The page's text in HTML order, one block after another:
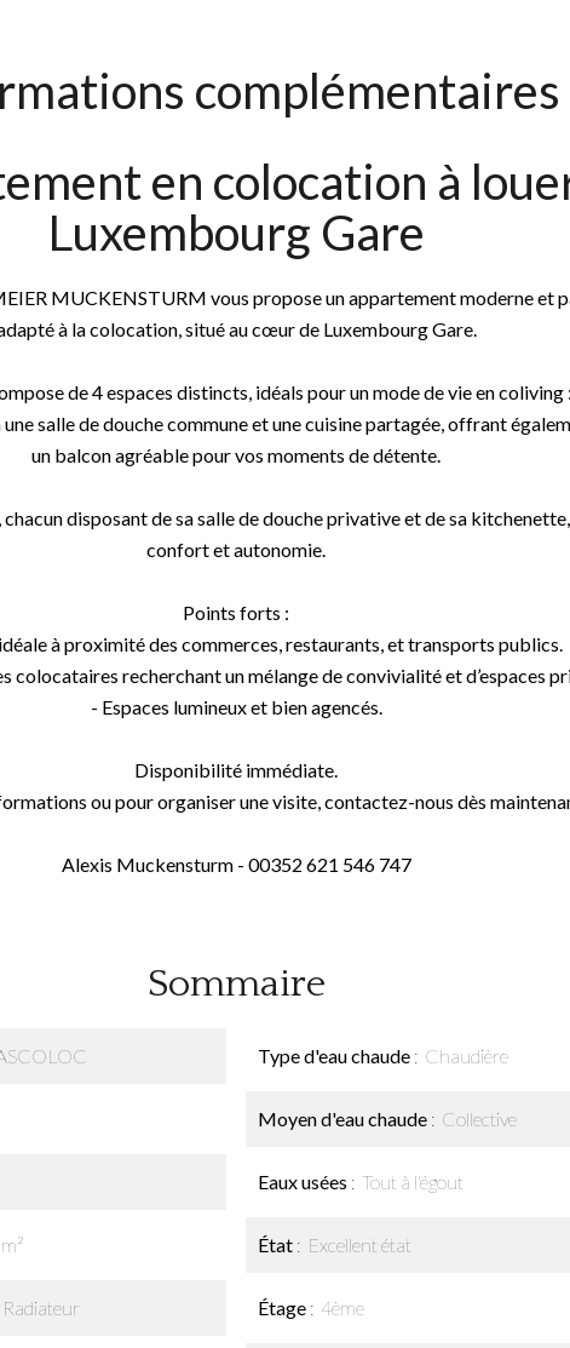
complémentaires
en colocation à
Luxembourg Gare
MUCKENSTURM vous propose un appartement moderne et
à la colocation, situé au cœur de Luxembourg Gare.
de 4 espaces distincts, idéals pour un mode de vie en coliving :
salle de douche commune et une cuisine partagée, offrant
un balcon agréable pour vos moments de détente.
disposant de sa salle de douche privative et de sa
confort et autonomie.
Points forts :
à proximité des commerces, restaurants, et transports publics.
colocataires recherchant un mélange de convivialité et d’espaces
- Espaces lumineux et bien agencés.
Disponibilité immédiate.
ou pour organiser une visite, contactez-nous dès
Alexis Muckensturm - 00352 621 546 747
Sommaire
Radiateur
Type d'eau chaude Chaudière
Moyen d'eau chaude Collective
Eaux usées Tout à l'égout
État Excellent état
Étage 4ème